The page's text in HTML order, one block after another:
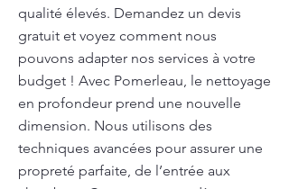
qualité élevés. Demandez un devis
gratuit et voyez comment nous
pouvons adapter nos services à votre
budget ! Avec Pomerleau, le nettoyage
en profondeur prend une nouvelle
dimension. Nous utilisons des
techniques avancées pour assurer une
propreté parfaite, de l’entrée aux